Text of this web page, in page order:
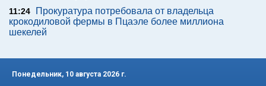
11:24
Прокуратура потребовала от владельца
крокодиловой фермы в Пцаэле более миллиона
шекелей
Понедельник, 10 августа 2026 г.